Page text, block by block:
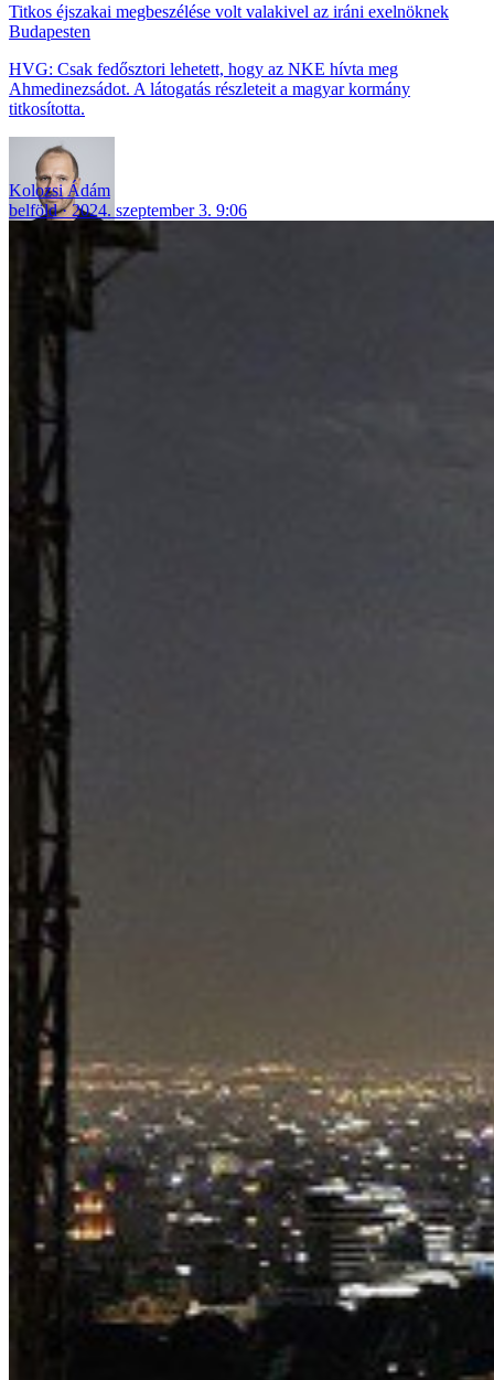
Titkos éjszakai megbeszélése volt valakivel az iráni exelnöknek
Budapesten
HVG: Csak fedősztori lehetett, hogy az NKE hívta meg
Ahmedinezsádot. A látogatás részleteit a magyar kormány
titkosította.
Kolozsi Ádám
belföld
2024. szeptember 3. 9:06